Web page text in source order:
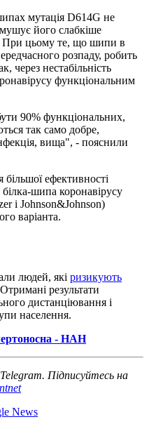
мутація D614G не
його слабкіше
При цьому те, що шипи в
розпаду, робить
через нестабільність
функціональним
90% функціональних,
так само добре,
вища", - пояснили
ефективності
шипа коронавірусу
і Johnson&Johnson)
варіанта.
людей, які ризикують
результати
дистанціювання і
населення.
- НАН
Підписуйтесь на
News